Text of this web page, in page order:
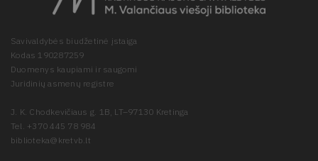
Savivaldybės biudžetinė įstaiga
Kodas 190287259
Duomenys kaupiami ir saugomi
Juridinių asmenų registre
J. K. Chodkevičiaus g. 1B, LT–97130 Kretinga
Tel. +370 445 78 984
biblioteka@kretvb.lt